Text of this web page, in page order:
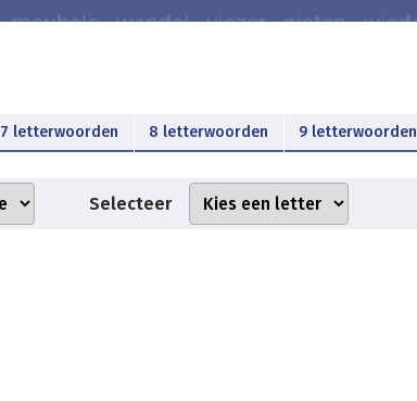
7 letterwoorden 8 letterwoorden 9 letterwoorden
Selecteer